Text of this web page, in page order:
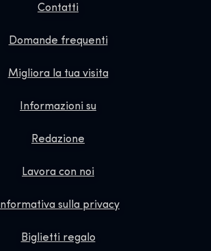
Contatti
Domande frequenti
Migliora la tua visita
Informazioni su
Redazione
Lavora con noi
Informativa sulla privacy
Biglietti regalo